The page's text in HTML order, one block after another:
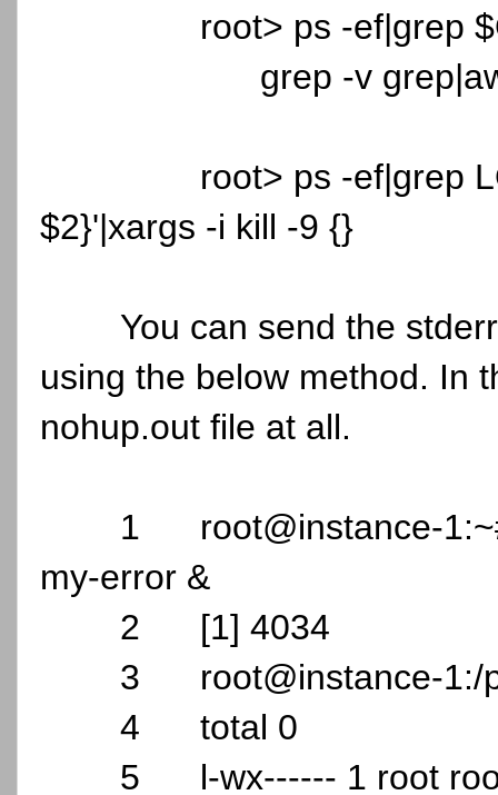
root> ps -ef|grep
grep -v
root> ps -ef|grep
$2}'|xargs -i kill -9 {}
You can send the
using the below method. In
nohup.out file at all.
1
root@instance-
my-error &
2
[1] 4034
3
root@instance-
4
total 0
5
l-wx------ 1 root